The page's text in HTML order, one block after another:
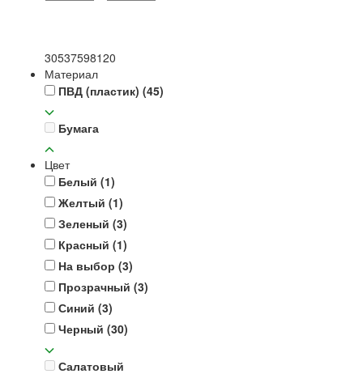
30537598120
Материал
ПВД (пластик) (45)
Бумага
Цвет
Белый (1)
Желтый (1)
Зеленый (3)
Красный (1)
На выбор (3)
Прозрачный (3)
Синий (3)
Черный (30)
Салатовый